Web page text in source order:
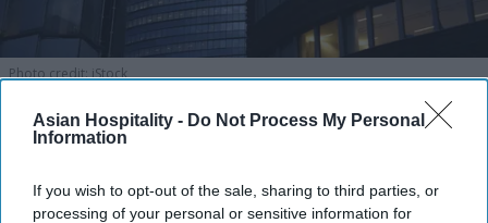
Asian Hospitality - Do Not Process My Personal
Information
If you wish to opt-out of the sale, sharing to third parties, or
processing of your personal or sensitive information for
Photo credit: iStock
Accor RevPAR rises, network
Vishnu Rageev R. Aug 04, 2026